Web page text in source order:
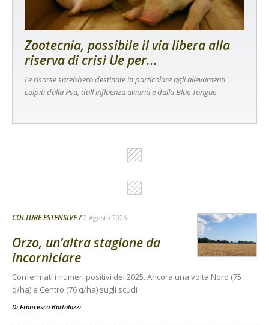
Zootecnia, possibile il via libera alla
riserva di crisi Ue per...
Le risorse sarebbero destinate in particolare agli allevamenti
colpiti dalla Psa, dall'influenza aviaria e dalla Blue Tongue
COLTURE ESTENSIVE 2 Agosto 2026
Orzo, un’altra stagione da
incorniciare
Confermati i numeri positivi del 2025. Ancora una volta Nord (75
q/ha) e Centro (76 q/ha) sugli scudi
Di Francesco Bartolozzi